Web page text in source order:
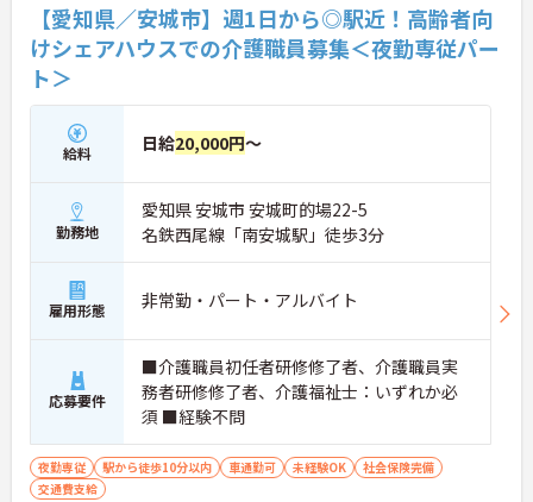
【愛知県／安城市】週1日から◎駅近！高齢者向
けシェアハウスでの介護職員募集＜夜勤専従パー
ト＞
給料 日給20,000円～
勤務地
愛知県 安城市 安城町的場22-5
名鉄西尾線「南安城駅」徒歩3分
雇用形態 非常勤・パート・アルバイト
応募要件
■介護職員初任者研修修了者、介護職員実
務者研修修了者、介護福祉士：いずれか必
須 ■経験不問
夜勤専従 駅から徒歩10分以内 車通勤可 未経験OK
社会保険完備
交通費支給